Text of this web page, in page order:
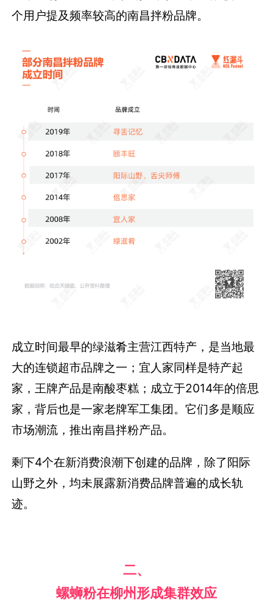
个用户提及频率较高的南昌拌粉品牌。
成立时间最早的绿滋肴主营江西特产，是当地最
大的连锁超市品牌之一；宜人家同样是特产起
家，王牌产品是南酸枣糕；成立于2014年的倍思
家，背后也是一家老牌军工集团。它们多是顺应
市场潮流，推出南昌拌粉产品。
剩下4个在新消费浪潮下创建的品牌，除了阳际
山野之外，均未展露新消费品牌普遍的成长轨
迹。
二、
螺蛳粉在柳州形成集群效应